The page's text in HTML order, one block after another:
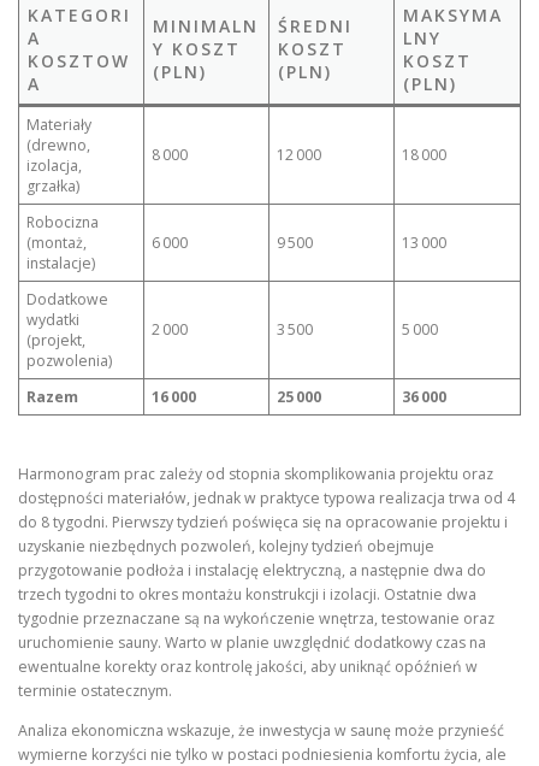
KATEGORI
A
KOSZTOW
A
MINIMALN
Y KOSZT
(PLN)
ŚREDNI
KOSZT
(PLN)
MAKSYMA
LNY
KOSZT
(PLN)
Materiały
(drewno,
izolacja,
grzałka)
8 000 12 000 18 000
Robocizna
(montaż,
instalacje)
6 000 9 500 13 000
Dodatkowe
wydatki
(projekt,
pozwolenia)
2 000 3 500 5 000
Razem 16 000 25 000 36 000
Harmonogram prac zależy od stopnia skomplikowania projektu oraz
dostępności materiałów, jednak w praktyce typowa realizacja trwa od 4
do 8 tygodni. Pierwszy tydzień poświęca się na opracowanie projektu i
uzyskanie niezbędnych pozwoleń, kolejny tydzień obejmuje
przygotowanie podłoża i instalację elektryczną, a następnie dwa do
trzech tygodni to okres montażu konstrukcji i izolacji. Ostatnie dwa
tygodnie przeznaczane są na wykończenie wnętrza, testowanie oraz
uruchomienie sauny. Warto w planie uwzględnić dodatkowy czas na
ewentualne korekty oraz kontrolę jakości, aby uniknąć opóźnień w
terminie ostatecznym.
Analiza ekonomiczna wskazuje, że inwestycja w saunę może przynieść
wymierne korzyści nie tylko w postaci podniesienia komfortu życia, ale